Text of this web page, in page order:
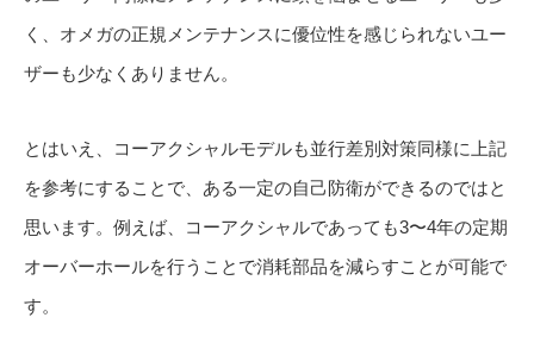
く、オメガの正規メンテナンスに優位性を感じられないユー
ザーも少なくありません。
とはいえ、コーアクシャルモデルも並行差別対策同様に上記
を参考にすることで、ある一定の自己防衛ができるのではと
思います。例えば、コーアクシャルであっても3〜4年の定期
オーバーホールを行うことで消耗部品を減らすことが可能で
す。